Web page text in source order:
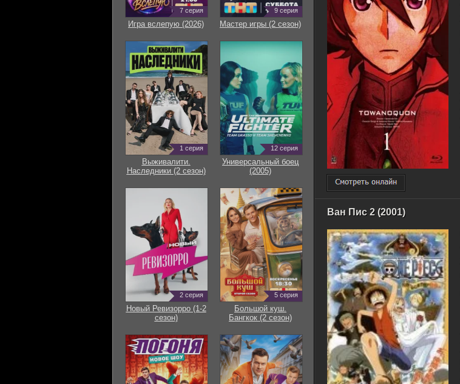
Ван Пис 2 (2001)
7 серия
Игра вслепую (2026)
9 серия
Мастер игры (2 сезон)
1 серия
Выживалити.
Наследники (2 сезон)
12 серия
Универсальный боец
(2005)
2 серия
Новый Ревизорро (1-2
сезон)
5 серия
Большой куш.
Бангкок (2 сезон)